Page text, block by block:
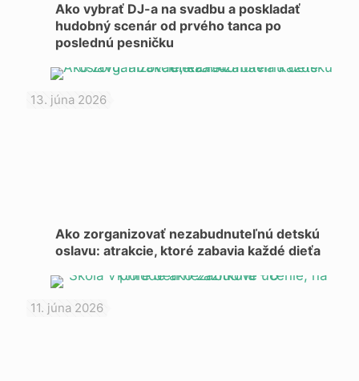
Ako vybrať DJ-a na svadbu a poskladať
hudobný scenár od prvého tanca po
poslednú pesničku
13. júna 2026
Ako zorganizovať nezabudnuteľnú detskú
oslavu: atrakcie, ktoré zabavia každé dieťa
11. júna 2026